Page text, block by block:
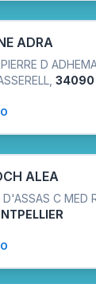
ADRA
D
34090
ALEA
D'ASSAS C MED